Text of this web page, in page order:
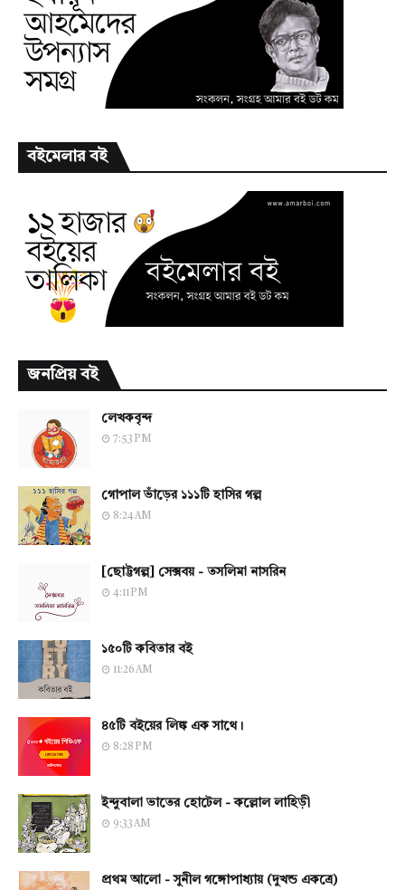
বইমেলার বই
জনপ্রিয় বই
লেখকবৃন্দ
7:53 PM
গোপাল ভাঁড়ের ১১১টি হাসির গল্প
8:24 AM
[ছোট্টগল্প] সেক্সবয় - তসলিমা নাসরিন
4:11 PM
১৫০টি কবিতার বই
11:26 AM
৪৫টি বইয়ের লিঙ্ক এক সাথে।
8:28 PM
ইন্দুবালা ভাতের হোটেল - কল্লোল লাহিড়ী
9:33 AM
প্রথম আলো - সুনীল গঙ্গোপাধ্যায় (দুখন্ড একত্রে)